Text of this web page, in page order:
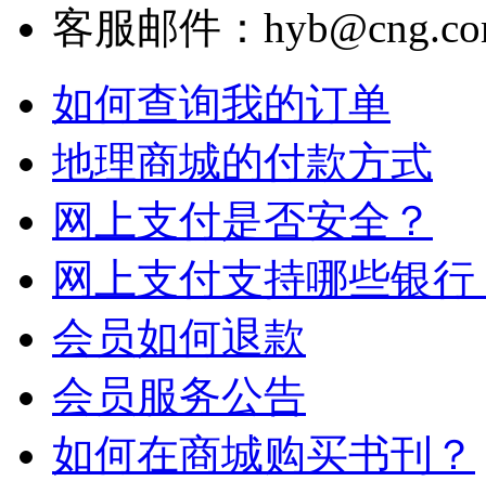
客服邮件：
如何查询我的订单
地理商城的付款方式
网上支付是否安全？
网上支付支持哪些银行
会员如何退款
会员服务公告
如何在商城购买书刊？